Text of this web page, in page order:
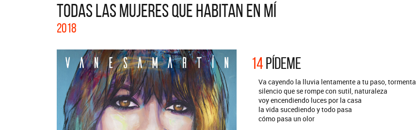
TODAS LAS MUJERES QUE HABITAN EN MÍ
2018
14PÍDEME
Va cayendo la lluvia lentamente a tu paso, tormenta
silencio que se rompe con sutil, naturaleza
voy encendiendo luces por la casa
la vida sucediendo y todo pasa
cómo pasa un olor
La colección completa de los CMTV